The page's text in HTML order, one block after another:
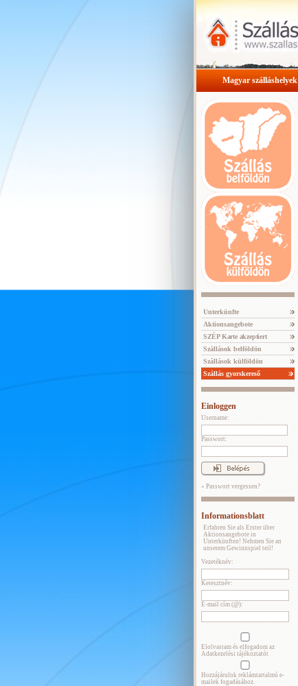
Magyar szálláshelyek
Unterkünfte
Aktionsangebote
SZÉP Karte akzeptiert
Szállások belföldön
Szállások külföldön
Szállás gyorskereső
Einloggen
Username:
Passwort:
» Passwort vergessen?
Informationsblatt
Erfahren Sie als Erster über
Aktionsangebote in
Unterkünften! Nehmen Sie an
unserem Gewinnspiel teil!
Vezetéknév:
Keresztnév:
E-mail cím (@):
Elolvastam és elfogadom az
Adatkezelési tájékoztatót
Hozzájárulok reklámtartalmú e-
mailek fogadásához.